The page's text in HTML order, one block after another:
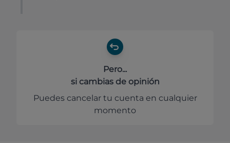
Pero...
si cambias de opinión
Puedes cancelar tu cuenta en cualquier
momento